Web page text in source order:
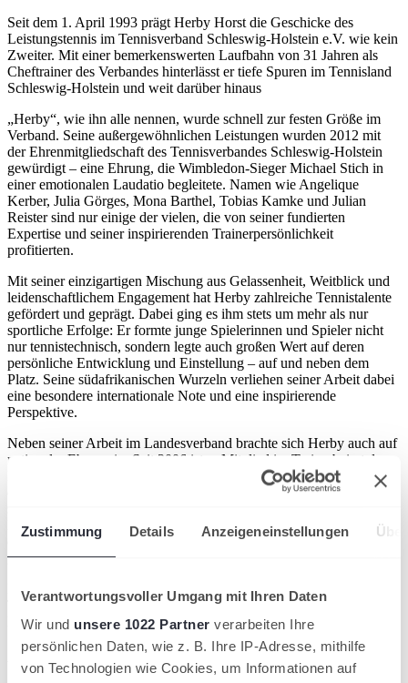
Zustimmung Details Anzeigeneinstellungen
Verantwortungsvoller Umgang mit Ihren Daten
Wir und unsere 1022 Partner verarbeiten Ihre
persönlichen Daten, wie z. B. Ihre IP-Adresse, mithilfe
von Technologien wie Cookies, um Informationen auf
Seit dem 1. April 1993 prägt Herby Horst die Geschicke des
Leistungstennis im Tennisverband Schleswig-Holstein e.V. wie kein
Zweiter. Mit einer bemerkenswerten Laufbahn von 31 Jahren als
Cheftrainer des Verbandes hinterlässt er tiefe Spuren im Tennisland
Schleswig-Holstein und weit darüber hinaus
„Herby“, wie ihn alle nennen, wurde schnell zur festen Größe im
Verband. Seine außergewöhnlichen Leistungen wurden 2012 mit
der Ehrenmitgliedschaft des Tennisverbandes Schleswig-Holstein
gewürdigt – eine Ehrung, die Wimbledon-Sieger Michael Stich in
einer emotionalen Laudatio begleitete. Namen wie Angelique
Kerber, Julia Görges, Mona Barthel, Tobias Kamke und Julian
Reister sind nur einige der vielen, die von seiner fundierten
Expertise und seiner inspirierenden Trainerpersönlichkeit
profitierten.
Mit seiner einzigartigen Mischung aus Gelassenheit, Weitblick und
leidenschaftlichem Engagement hat Herby zahlreiche Tennistalente
gefördert und geprägt. Dabei ging es ihm stets um mehr als nur
sportliche Erfolge: Er formte junge Spielerinnen und Spieler nicht
nur tennistechnisch, sondern legte auch großen Wert auf deren
persönliche Entwicklung und Einstellung – auf und neben dem
Platz. Seine südafrikanischen Wurzeln verliehen seiner Arbeit dabei
eine besondere internationale Note und eine inspirierende
Perspektive.
Neben seiner Arbeit im Landesverband brachte sich Herby auch auf
nationaler Ebene ein. Seit 2006 ist er Mitglied im Trainerbeirat des
Deutschen Tennis Bundes (DTB) und wurde bereits zum „Trainer
des Jahres“ gekürt. Von 2019 bis 2022 übernahm er zusätzlich die
Landesverbände Schleswig-Holstein und Hamburg, wo er mit
einem jungen Trainerteam die Ressourcen bündelte, um Toptalente
gezielt zu fördern.
Im Jahr 2024, verabschiedet sich Herby Horst als Cheftrainer des
Tennisverbandes Schleswig-Holstein in den wohlverdienten
Ruhestand.